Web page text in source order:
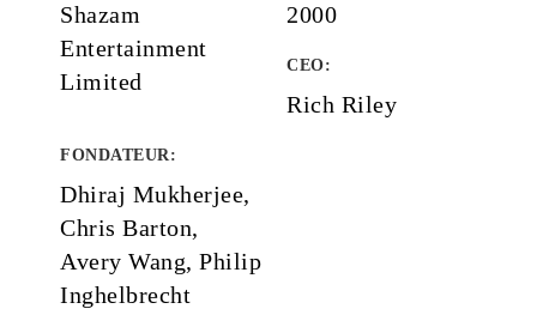
Shazam
Entertainment
Limited
2000
CEO:
Rich Riley
FONDATEUR:
Dhiraj Mukherjee,
Chris Barton,
Avery Wang, Philip
Inghelbrecht